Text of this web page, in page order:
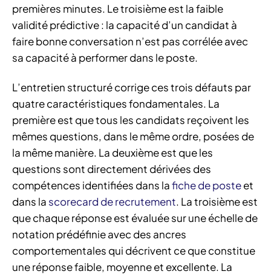
premières minutes. Le troisième est la faible
validité prédictive : la capacité d’un candidat à
faire bonne conversation n’est pas corrélée avec
sa capacité à performer dans le poste.
L’entretien structuré corrige ces trois défauts par
quatre caractéristiques fondamentales. La
première est que tous les candidats reçoivent les
mêmes questions, dans le même ordre, posées de
la même manière. La deuxième est que les
questions sont directement dérivées des
compétences identifiées dans lafiche de posteet
dans la scorecard de recrutement. La troisième est
que chaque réponse est évaluée sur une échelle de
notation prédéfinie avec des ancres
comportementales qui décrivent ce que constitue
une réponse faible, moyenne et excellente. La